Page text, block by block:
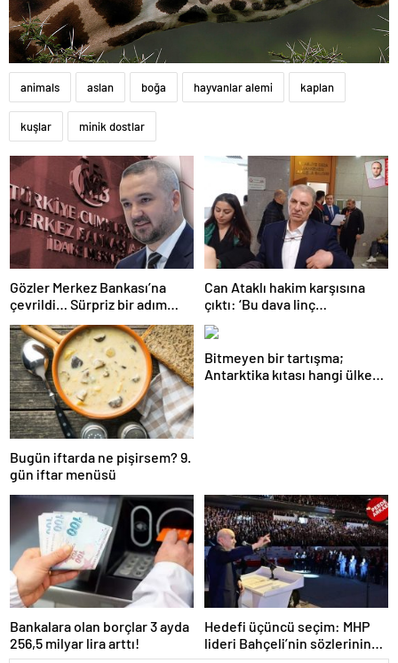
animals aslan boğa hayvanlar alemi kaplan
kuşlar minik dostlar
Gözler Merkez Bankası’na
çevrildi… Sürpriz bir adım
gelebilir mi? İşte son faiz
tahminleri
Can Ataklı hakim karşısına
çıktı: ‘Bu dava linç
kampanyasının bir sonucu’
Bugün iftarda ne pişirsem? 9.
gün iftar menüsü
Bitmeyen bir tartışma;
Antarktika kıtası hangi ülkeye
Bankalara olan borçlar 3 ayda
256,5 milyar lira arttı!
Hedefi üçüncü seçim: MHP
lideri Bahçeli’nin sözlerinin